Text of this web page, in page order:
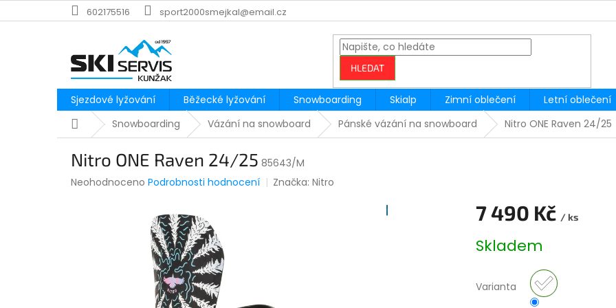
na
602175516 sport2000smejkal@email.cz
HLEDAT
Sjezdové lyžování Běžecké lyžování Snowboarding Skialp Zimní oblečení Letní oblečení
DomůSnowboarding Vázání na snowboard Pánské vázání na snowboard Nitro ONE Raven 24/25
Nitro ONE Raven 24/25 85643/M
Průměrné
Neohodnoceno Podrobnosti hodnocení Značka:Nitro
7 490 Kč / ks
cena:
Skladem
Varianta